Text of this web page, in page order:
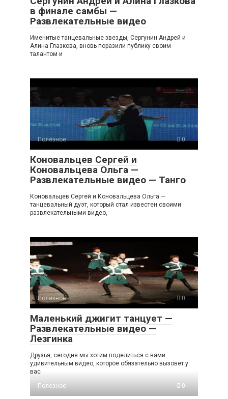
в финале самбы —
Развлекательные видео
Именитые танцевальные звезды, Сергунин Андрей и
Алина Глазкова, вновь поразили публику своим
талантом и
Полезное 0
Коновальцев Сергей и
Коновальцева Ольга —
Развлекательные видео — Танго
Коновальцев Сергей и Коновальцева Ольга —
танцевальный дуэт, который стал известен своими
развлекательными видео,
Полезное 0
Маленький джигит танцует —
Развлекательные видео —
Лезгинка
Друзья, сегодня мы хотим поделиться с вами
удивительным видео, которое обязательно вызовет у
вас
Полезное
0